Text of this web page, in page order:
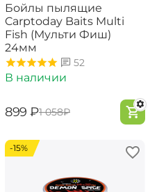
Бойлы пылящие
Carptoday Baits Multi
Fish (Мульти Фиш)
24мм
52
В наличии
‍899‍ ₽‍1 058‍₽
-15%